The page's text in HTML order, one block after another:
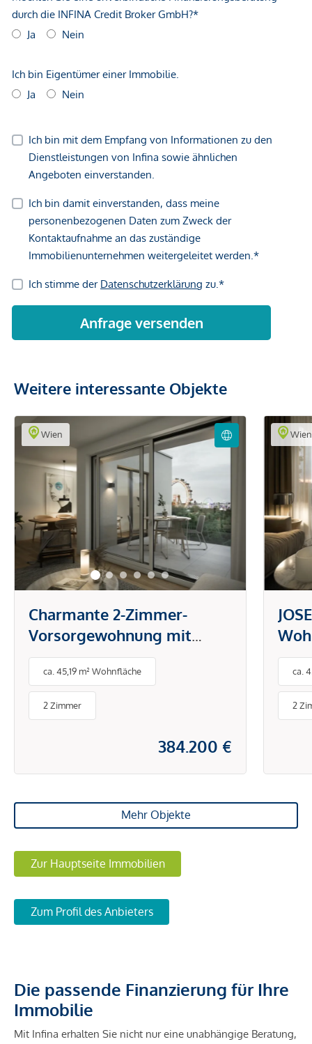
Weitere interessante Objekte
Wien
Charmante 2-Zimmer-
Vorsorgewohnung mit
Balkon | mit Blick auf den
Grünen Prater | optimale
Lage
ca. 45,19 m² Wohnfläche
2 Zimmer
384.200 €
Wien
ca.
2
Mehr Objekte
Zur Hauptseite Immobilien
Zum Profil des Anbieters
Die passende Finanzierung für Ihre
Immobilie
Mit Infina erhalten Sie nicht nur eine unabhängige Beratung,